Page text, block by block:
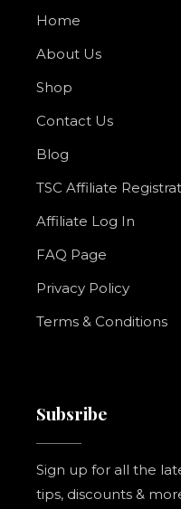
Home
About Us
Shop
Contact Us
Blog
TSC Affiliate
Affiliate Log In
FAQ Page
Privacy Policy
Terms & Conditions
Subsribe
Sign up for all the
tips, discounts &